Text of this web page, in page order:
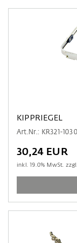
KIPPRIEGEL
Art.Nr.: KR321-
30,24 EUR
inkl.19.0% MwSt. zzgl.